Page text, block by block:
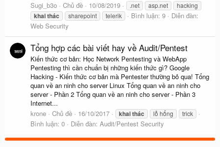
Sugi_b3o
Chủ đề 10/08/2019 .net asp.net hacking
khaithác sharepoint telerik Bình luận: 9
Diễn đàn:
Web Security
Tổng hợp các bài viết hay về Audit/Pentest
Kiến thức cơ bản: Học Network Pentesting và WebApp
Pentesting thì cần chuẩn bị những kiến thức gì? Google
Hacking - Kiến thức cơ bản mà Pentester thường bỏ qua! Tổng
quan về an ninh cho server Linux Tổng quan về an ninh cho
server - Phần 2 Tổng quan về an ninh cho server - Phần 3
Internet...
krone
Chủ đề 16/10/2017 khaithác lỗ hổng trick
Bình luận: 0 Diễn đàn: Audit/Pentest Security